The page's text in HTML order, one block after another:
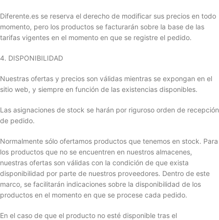
Diferente.es se reserva el derecho de modificar sus precios en todo
momento, pero los productos se facturarán sobre la base de las
tarifas vigentes en el momento en que se registre el pedido.
4. DISPONIBILIDAD
Nuestras ofertas y precios son válidas mientras se expongan en el
sitio web, y siempre en función de las existencias disponibles.
Las asignaciones de stock se harán por riguroso orden de recepción
de pedido.
Normalmente sólo ofertamos productos que tenemos en stock. Para
los productos que no se encuentren en nuestros almacenes,
nuestras ofertas son válidas con la condición de que exista
disponibilidad por parte de nuestros proveedores. Dentro de este
marco, se facilitarán indicaciones sobre la disponibilidad de los
productos en el momento en que se procese cada pedido.
En el caso de que el producto no esté disponible tras el